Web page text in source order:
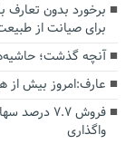
برخورد بدون
برای صیانت از
آنچه گذشت؛
عارف:امروز بیش از
فروش ۷.۷
واگذاری